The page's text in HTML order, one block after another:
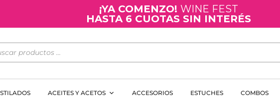
¡YA COMENZO! WINE FEST
HASTA 6 CUOTAS SIN INTERÉS
ACEITES Y ACETOS ACCESORIOS ESTUCHES COMBOS